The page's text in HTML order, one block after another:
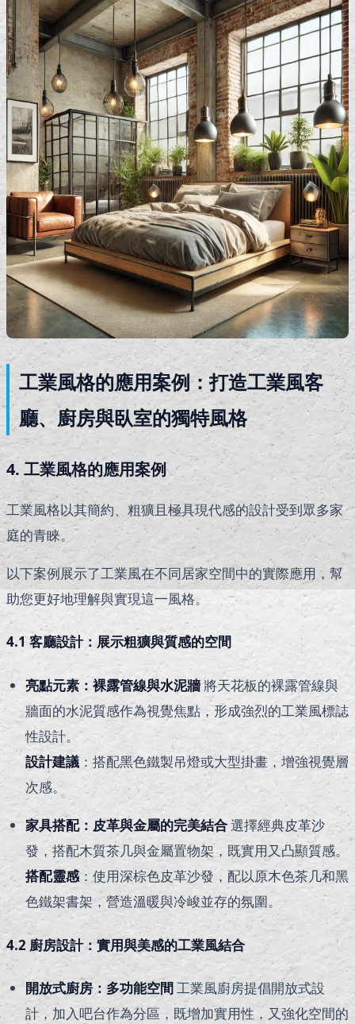
工業風格的應用案例：打造工業風客
廳、廚房與臥室的獨特風格
4. 工業風格的應用案例
工業風格以其簡約、粗獷且極具現代感的設計受到眾多家
庭的青睞。
以下案例展示了工業風在不同居家空間中的實際應用，幫
助您更好地理解與實現這一風格。
4.1 客廳設計：展示粗獷與質感的空間
亮點元素：裸露管線與水泥牆 將天花板的裸露管線與
牆面的水泥質感作為視覺焦點，形成強烈的工業風標誌
性設計。
設計建議 ：搭配黑色鐵製吊燈或大型掛畫，增強視覺層
次感。
家具搭配：皮革與金屬的完美結合選擇經典皮革沙
發，搭配木質茶几與金屬置物架，既實用又凸顯質感。
搭配靈感：使用深棕色皮革沙發，配以原木色茶几和黑
色鐵架書架，營造溫暖與冷峻並存的氛圍。
4.2 廚房設計：實用與美感的工業風結合
開放式廚房：多功能空間工業風廚房提倡開放式設
計，加入吧台作為分區，既增加實用性，又強化空間的